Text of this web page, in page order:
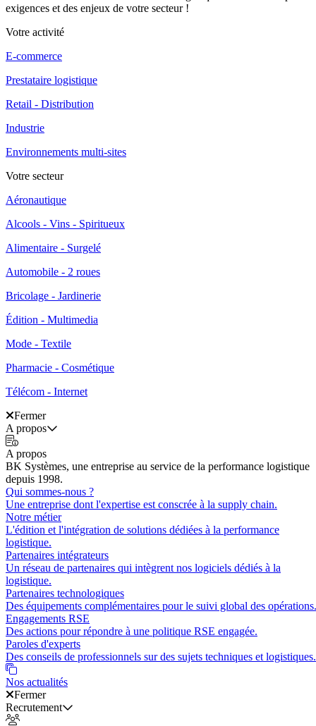
exigences et des enjeux de votre secteur !
Votre activité
E-commerce
Prestataire logistique
Retail - Distribution
Industrie
Environnements multi-sites
Votre secteur
Aéronautique
Alcools - Vins - Spiritueux
Alimentaire - Surgelé
Automobile - 2 roues
Bricolage - Jardinerie
Édition - Multimedia
Mode - Textile
Pharmacie - Cosmétique
Télécom - Internet
Fermer
A propos
A propos
BK Systèmes, une entreprise au service de la performance logistique
depuis 1998.
Qui sommes-nous ?
Une entreprise dont l'expertise est conscrée à la supply chain.
Notre métier
L'édition et l'intégration de solutions dédiées à la performance
logistique.
Partenaires intégrateurs
Un réseau de partenaires qui intègrent nos logiciels dédiés à la
logistique.
Partenaires technologiques
Des équipements complémentaires pour le suivi global des opérations.
Engagements RSE
Des actions pour répondre à une politique RSE engagée.
Paroles d'experts
Des conseils de professionnels sur des sujets techniques et logistiques.
Nos actualités
Fermer
Recrutement